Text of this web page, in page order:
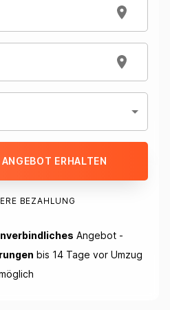
ERHALTEN
BEZAHLUNG
Angebot -
bis 14 Tage vor Umzug